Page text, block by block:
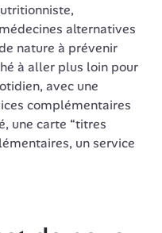
alternatives
nature à prévenir
à aller plus loin pour
avec une
complémentaires
une carte “titres
un service